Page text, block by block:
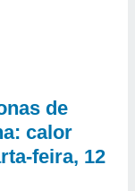
de
calor
feira, 12